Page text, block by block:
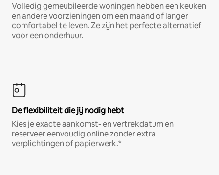
Volledig gemeubileerde woningen hebben een keuken
en andere voorzieningen om een maand of langer
comfortabel te leven. Ze zijn het perfecte alternatief
voor een onderhuur.
De flexibiliteit die jij nodig hebt
Kies je exacte aankomst- en vertrekdatum en
reserveer eenvoudig online zonder extra
verplichtingen of papierwerk.*